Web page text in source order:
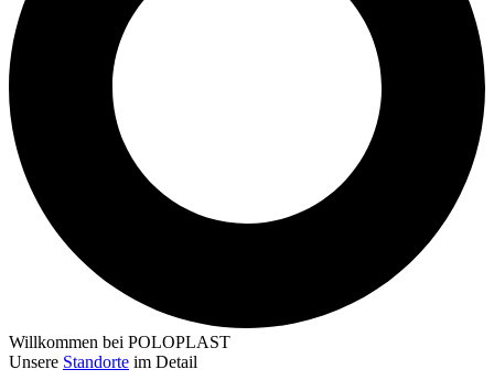
Willkommen bei POLOPLAST
Unsere Standorte im Detail